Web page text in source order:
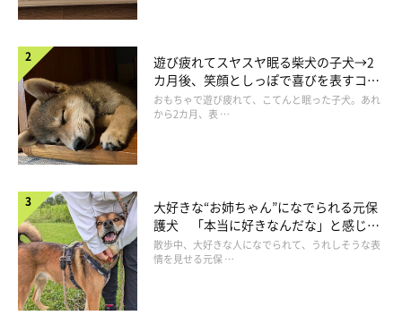
@corgi__ren
そんなRenくんは、ビビりな一面があるそう。以前は、散歩中に
車や自転車が通るたびに吠えていたそうですが、最近は
吠えなくなった」といい、改善が見られているとのこと。
遊び疲れてスヤスヤ眠る柴犬の子犬→2
カ月後、笑顔としっぽで喜びを表すコに
成長！
おもちゃで遊び疲れて、こてんと眠った子犬。あれ
から2カ月、表 …
大好きな“お姉ちゃん”になでられる元保
護犬 「本当に好きなんだな」と感じる
表情にほっこり
散歩中、大好きな人になでられて、うれしそうな表
情を見せる元保 …